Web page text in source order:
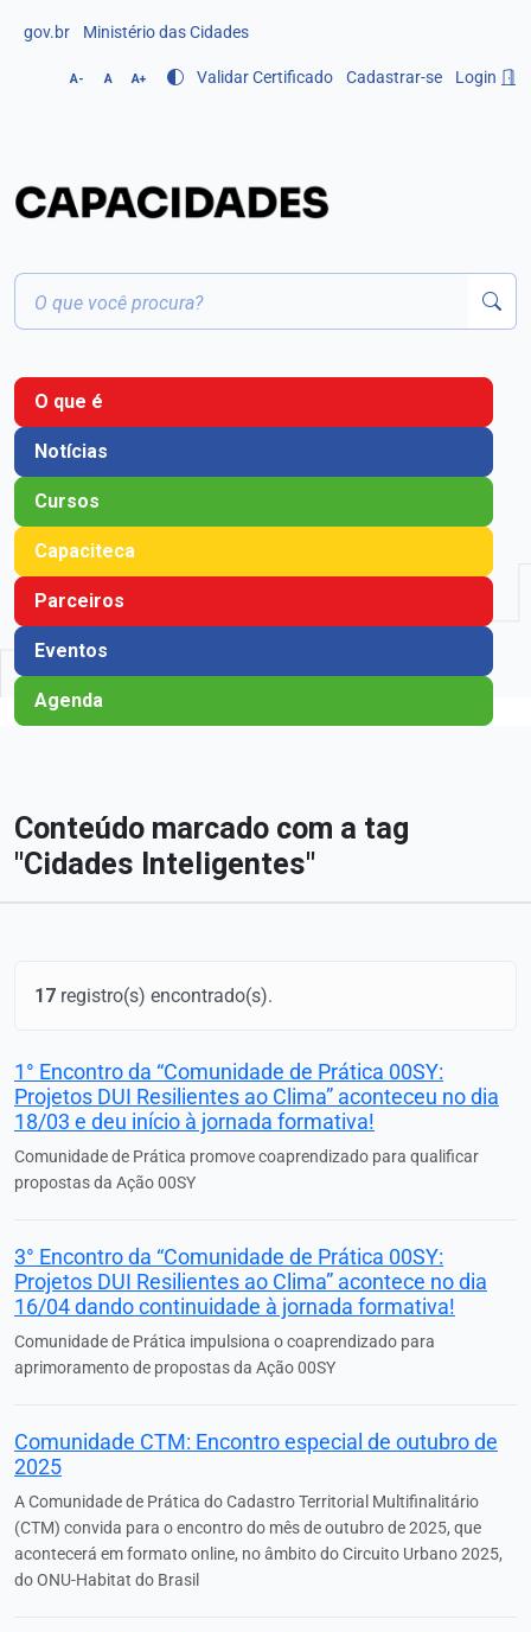
gov.br Ministério das Cidades
A- A A+ Validar Certificado Cadastrar-se Login
O que é
Notícias
Cursos
Capaciteca
Parceiros
Eventos
Agenda
Conteúdo marcado com a tag
"Cidades Inteligentes"
17 registro(s) encontrado(s).
1° Encontro da “Comunidade de Prática 00SY:
Projetos DUI Resilientes ao Clima” aconteceu no dia
18/03 e deu início à jornada formativa!
Comunidade de Prática promove coaprendizado para qualificar
propostas da Ação 00SY
3° Encontro da “Comunidade de Prática 00SY:
Projetos DUI Resilientes ao Clima” acontece no dia
16/04 dando continuidade à jornada formativa!
Comunidade de Prática impulsiona o coaprendizado para
aprimoramento de propostas da Ação 00SY
Comunidade CTM: Encontro especial de outubro de
2025
A Comunidade de Prática do Cadastro Territorial Multifinalitário
(CTM) convida para o encontro do mês de outubro de 2025, que
acontecerá em formato online, no âmbito do Circuito Urbano 2025,
do ONU-Habitat do Brasil